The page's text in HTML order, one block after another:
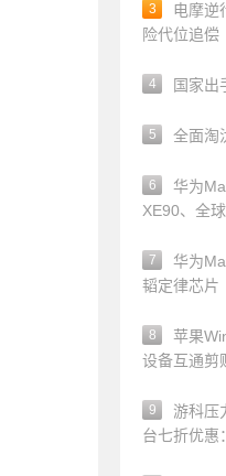
3
电摩逆
险代位追偿
4 国家出
5 全面淘
6
华为
XE90、全
7
华为
韬定律芯片
8
苹果
设备互通剪
9
游科压
台七折优惠